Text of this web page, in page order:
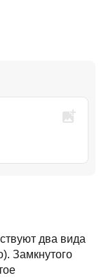
два вида
Замкнутого